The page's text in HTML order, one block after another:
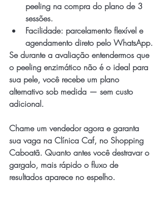
peeling na compra do plano de 3
sessões.
Facilidade: parcelamento flexível e
agendamento direto pelo WhatsApp.
Se durante a avaliação entendermos que
o peeling enzimático não é o ideal para
sua pele, você recebe um plano
alternativo sob medida — sem custo
adicional.
Chame um vendedor agora e garanta
sua vaga na Clínica Caf, no Shopping
Caboatã. Quanto antes você destravar o
gargalo, mais rápido o fluxo de
resultados aparece no espelho.